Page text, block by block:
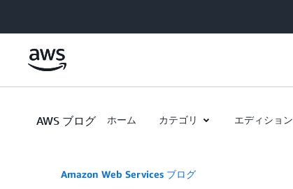
AWS ブログ ホーム カテゴリ エディション
Amazon Web Services ブログ